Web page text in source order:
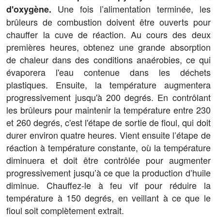
d'oxygène. Une fois l’alimentation terminée, les
brûleurs de combustion doivent être ouverts pour
chauffer la cuve de réaction. Au cours des deux
premières heures, obtenez une grande absorption
de chaleur dans des conditions anaérobies, ce qui
évaporera l'eau contenue dans les déchets
plastiques. Ensuite, la température augmentera
progressivement jusqu'à 200 degrés. En contrôlant
les brûleurs pour maintenir la température entre 230
et 260 degrés, c'est l'étape de sortie de fioul, qui doit
durer environ quatre heures. Vient ensuite l’étape de
réaction à température constante, où la température
diminuera et doit être contrôlée pour augmenter
progressivement jusqu’à ce que la production d’huile
diminue. Chauffez-le à feu vif pour réduire la
température à 150 degrés, en veillant à ce que le
fioul soit complètement extrait.